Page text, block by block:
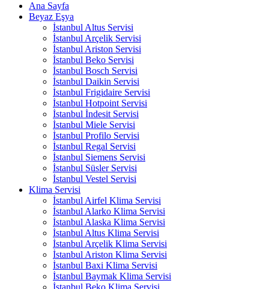
Ana Sayfa
Beyaz Eşya
İstanbul Altus Servisi
İstanbul Arçelik Servisi
İstanbul Ariston Servisi
İstanbul Beko Servisi
İstanbul Bosch Servisi
İstanbul Daikin Servisi
İstanbul Frigidaire Servisi
İstanbul Hotpoint Servisi
İstanbul İndesit Servisi
İstanbul Miele Servisi
İstanbul Profilo Servisi
İstanbul Regal Servisi
İstanbul Siemens Servisi
İstanbul Süsler Servisi
İstanbul Vestel Servisi
Klima Servisi
İstanbul Airfel Klima Servisi
İstanbul Alarko Klima Servisi
İstanbul Alaska Klima Servisi
İstanbul Altus Klima Servisi
İstanbul Arçelik Klima Servisi
İstanbul Ariston Klima Servisi
İstanbul Baxi Klima Servisi
İstanbul Baymak Klima Servisi
İstanbul Beko Klima Servisi